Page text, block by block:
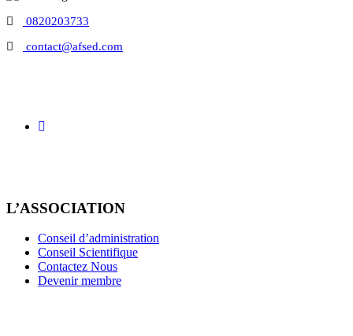
0820203733
contact@afsed.com
L’ASSOCIATION
Conseil d’administration
Conseil Scientifique
Contactez Nous
Devenir membre